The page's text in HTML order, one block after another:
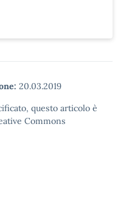
20.03.2019
questo articolo è
Commons